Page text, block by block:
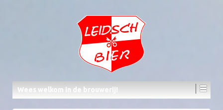
Wees welkom in de brouwerij!